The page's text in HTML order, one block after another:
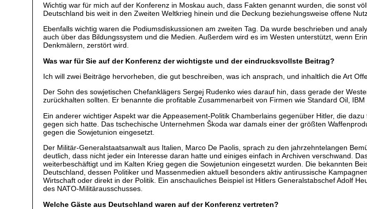
Wichtig war für mich auf der Konferenz in Moskau auch, dass Fakten genannt wurden, die sonst
Deutschland bis weit in den Zweiten Weltkrieg hinein und die Deckung beziehungsweise offene
Ebenfalls wichtig waren die Podiumsdiskussionen am zweiten Tag. Da wurde beschrieben und
auch über das Bildungssystem und die Medien. Außerdem wird es im Westen unterstützt, wenn
Denkmälern, zerstört wird.
Was war für Sie auf der Konferenz der wichtigste und der eindrucksvollste Beitrag?
Ich will zwei Beiträge hervorheben, die gut beschreiben, was ich ansprach, und inhaltlich die Art
Der Sohn des sowjetischen Chefanklägers Sergej Rudenko wies darauf hin, dass gerade der
zurückhalten sollten. Er benannte die profitable Zusammenarbeit von Firmen wie Standard Oil,
Ein anderer wichtiger Aspekt war die Appeasement-Politik Chamberlains gegenüber Hitler, die
gegen sich hatte. Das tschechische Unternehmen Škoda war damals einer der größten
gegen die Sowjetunion eingesetzt.
Der Militär-Generalstaatsanwalt aus Italien, Marco De Paolis, sprach zu den jahrzehntelangen
deutlich, dass nicht jeder ein Interesse daran hatte und einiges einfach in Archiven verschwand.
weiterbeschäftigt und im Kalten Krieg gegen die Sowjetunion eingesetzt wurden. Die bekannten
Deutschland, dessen Politiker und Massenmedien aktuell besonders aktiv antirussische
Wirtschaft oder direkt in der Politik. Ein anschauliches Beispiel ist Hitlers Generalstabschef Adolf
des NATO-Militärausschusses.
Welche Gäste aus Deutschland waren auf der Konferenz vertreten?